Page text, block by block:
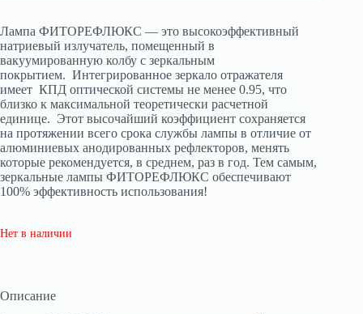
Лампа ФИТОРЕФЛЮКС — это высокоэффективный
натриевый излучатель, помещенный в
вакуумированную колбу с зеркальным
покрытием. Интегрированное зеркало отражателя
имеет КПД оптической системы не менее 0.95, что
близко к максимальной теоретически расчетной
единице. Этот высочайший коэффициент сохраняется
на протяжении всего срока службы лампы в отличие от
алюминиевых анодированных рефлекторов, менять
которые рекомендуется, в среднем, раз в год. Тем самым,
зеркальные лампы ФИТОРЕФЛЮКС обеспечивают
100% эффективность использования!
Нет в наличии
Описание